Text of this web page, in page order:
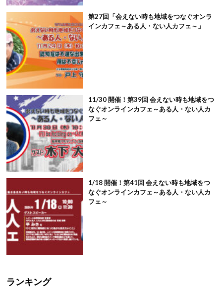
第27回「会えない時も地域をつなぐオンラ
インカフェ～ある人・ない人カフェ～」
11/30 開催！第39回 会えない時も地域をつ
なぐオンラインカフェ～ある人・ない人カ
フェ～
1/18 開催！第41回 会えない時も地域をつ
なぐオンラインカフェ～ある人・ない人カ
フェ～
ランキング